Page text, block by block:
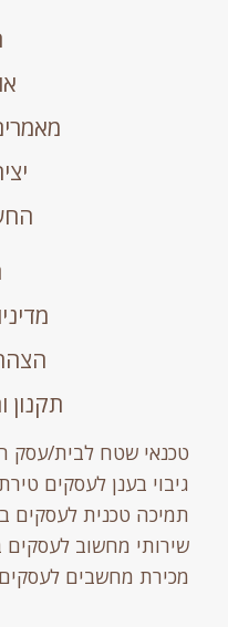
תקנון
טכנאי שטח לבית/עסק
גיבוי בענן לעסקים
תמיכה טכנית לעסקים
שירותי מחשוב
מכירת מחשבים